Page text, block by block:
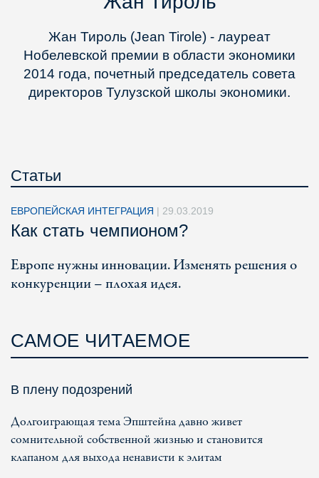
Жан Тироль (Jean Tirole) - лауреат
Нобелевской премии в области экономики
2014 года, почетный председатель совета
директоров Тулузской школы экономики.
Статьи
ЕВРОПЕЙСКАЯ ИНТЕГРАЦИЯ | 29.03.2019
Как стать чемпионом?
Европе нужны инновации. Изменять решения о
конкуренции – плохая идея.
САМОЕ ЧИТАЕМОЕ
В плену подозрений
Долгоиграющая тема Эпштейна давно живет
сомнительной собственной жизнью и становится
клапаном для выхода ненависти к элитам